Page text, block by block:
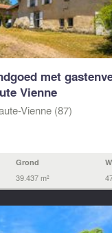
met
Vienne
Vienne (87)
Grond
39.437 m²